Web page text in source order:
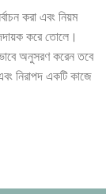
করা এবং নিয়ম
করে তোলে।
অনুসরণ করেন তবে
নিরাপদ একটি কাজে